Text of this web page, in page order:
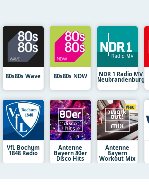
80s80s Wave 80s80s NDW NDR 1 Radio MV
Neubrandenburg
VfL Bochum
1848 Radio
Antenne
Bayern 80er
Disco Hits
Antenne
Bayern
Workout Mix